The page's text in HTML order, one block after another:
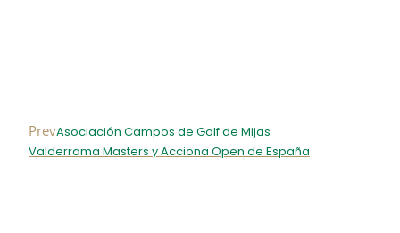
PrevAsociación Campos de Golf de Mijas
Valderrama Masters y Acciona Open de España